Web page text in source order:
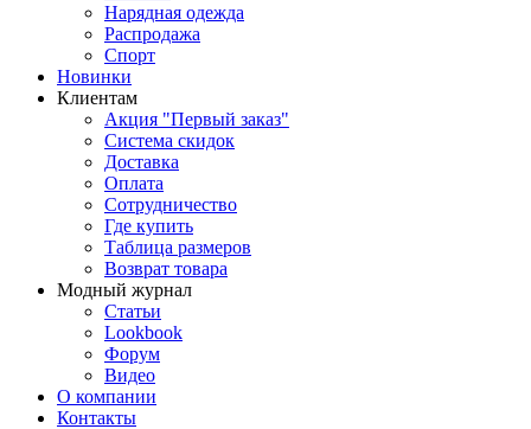
Нарядная одежда
Распродажа
Спорт
Новинки
Клиентам
Акция "Первый заказ"
Система скидок
Доставка
Оплата
Сотрудничество
Где купить
Таблица размеров
Возврат товара
Модный журнал
Статьи
Lookbook
Форум
Видео
О компании
Контакты